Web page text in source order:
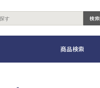
検索
商品検索